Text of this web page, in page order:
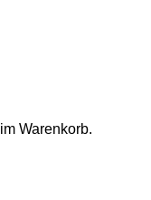
Warenkorb.